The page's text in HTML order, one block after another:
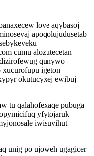
love aqybasoj
apoqolujudusetab
cumu alozutecetan
qunywo
igeton
okutucyxej ewibuj
tu qalahofexaqe pubuga
yfytojaruk
iwisuvihut
unig po ujoweh ugagicer